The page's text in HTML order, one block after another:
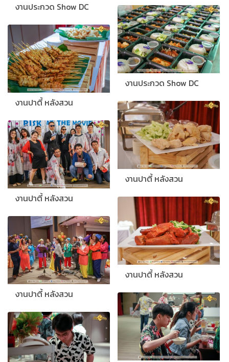
งานประกวด Show DC
งานประกวด Show DC
งานปาตี้ หลังสวน
งานปาตี้ หลังสวน
งานปาตี้ หลังสวน
งานปาตี้ หลังสวน
งานปาตี้ หลังสวน